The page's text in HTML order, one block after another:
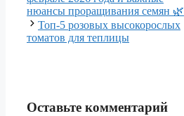
нюансы проращивания семян 🌿
Топ-5 розовых высокорослых
томатов для теплицы
Оставьте комментарий